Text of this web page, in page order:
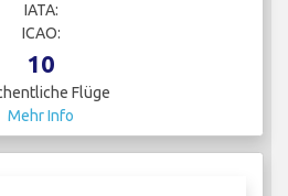
IATA:
ICAO:
10
Flüge
Mehr Info